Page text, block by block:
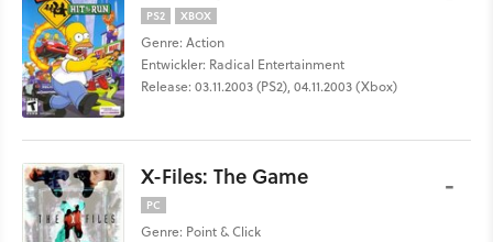
PS2 XBOX
Genre: Action
Entwickler: Radical Entertainment
Release: 03.11.2003 (PS2), 04.11.2003 (Xbox)
X-Files: The Game
PC
Genre: Point & Click
-